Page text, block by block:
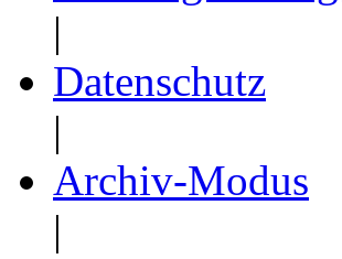
|
Datenschutz
|
Archiv-Modus
|